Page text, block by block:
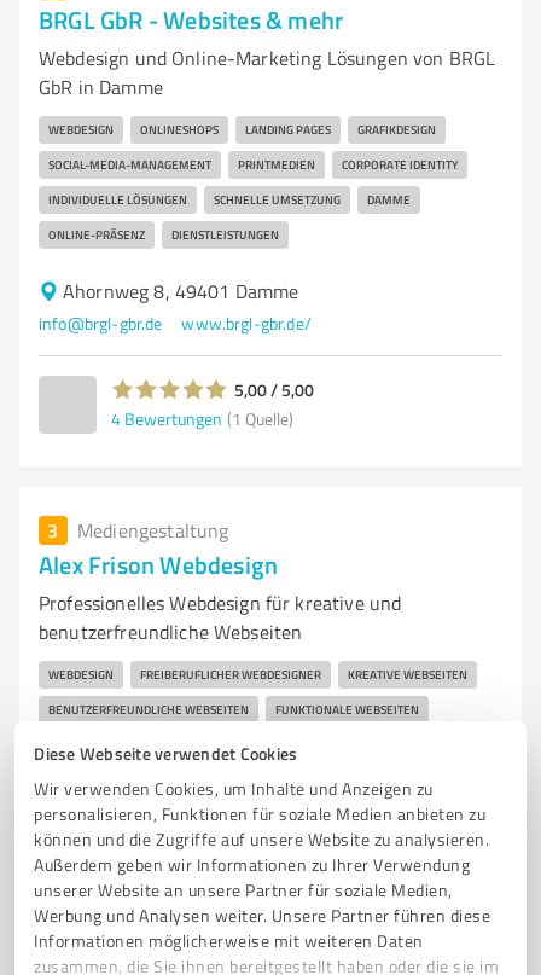
Diese Webseite verwendet Cookies
Wir verwenden Cookies, um Inhalte und Anzeigen zu
personalisieren, Funktionen für soziale Medien anbieten zu
können und die Zugriffe auf unsere Website zu analysieren.
Außerdem geben wir Informationen zu Ihrer Verwendung
unserer Website an unsere Partner für soziale Medien,
Werbung und Analysen weiter. Unsere Partner führen diese
Informationen möglicherweise mit weiteren Daten
zusammen, die Sie ihnen bereitgestellt haben oder die sie im
BRGL GbR - Websites & mehr
Webdesign und Online-Marketing Lösungen von BRGL
GbR in Damme
WEBDESIGN ONLINESHOPS LANDING PAGES GRAFIKDESIGN
SOCIAL-MEDIA-MANAGEMENT PRINTMEDIEN CORPORATE IDENTITY
INDIVIDUELLE LÖSUNGEN SCHNELLE UMSETZUNG DAMME
ONLINE-PRÄSENZ DIENSTLEISTUNGEN
Ahornweg 8, 49401 Damme
info@brgl-gbr.de www.brgl-gbr.de/
5,00 / 5,00
4 Bewertungen (1 Quelle)
3 Mediengestaltung
Alex Frison Webdesign
Professionelles Webdesign für kreative und
benutzerfreundliche Webseiten
WEBDESIGN FREIBERUFLICHER WEBDESIGNER KREATIVE WEBSEITEN
BENUTZERFREUNDLICHE WEBSEITEN FUNKTIONALE WEBSEITEN
MODERNES DESIGN INDIVIDUELLE LÖSUNGEN
PROFESSIONELLE UNTERSTÜTZUNG DAMME WEBSEITEN ERSTELLEN
KUNDENSERVICE
Am Reselager Bach 5, 49401 Damme
info@alexfrison.com www.alexfrison.com/
5,00 / 5,00